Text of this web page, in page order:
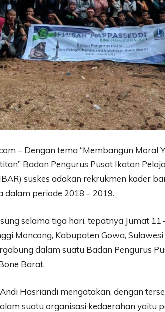
– Dengan tema “Membangun Moral
Badan Pengurus Pusat Ikatan
suskes adakan rekrukmen kader
dalam periode 2018 – 2019.
selama tiga hari, tepatnya Jumat 11
Moncong, Kabupaten Gowa, Sulawesi
dalam suatu Badan Pengurus
Barat.
Hasriandi mengatakan, dengan
suatu organisasi kedaerahan yaitu